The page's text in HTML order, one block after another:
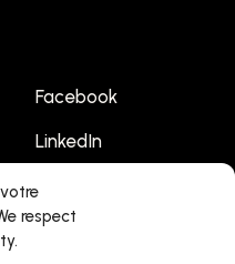
respect
Facebook
LinkedIn
Youtube